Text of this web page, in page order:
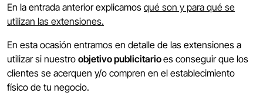
En la entrada anterior explicamos qué son y para qué se
utilizan las extensiones.
En esta ocasión entramos en detalle de las extensiones a
utilizar si nuestro objetivo publicitarioes conseguir que los
clientes se acerquen y/o compren en el establecimiento
físico de tu negocio.